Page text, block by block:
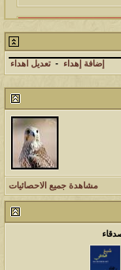
إضافة إهداء - تعديل اهداء
مشاهدة جميع الاحصائيات